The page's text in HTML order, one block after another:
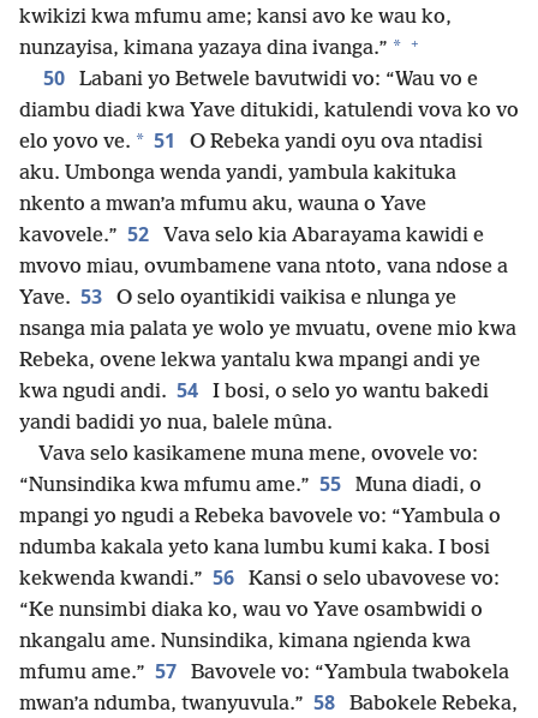
kwikizi kwa mfumu ame; kansi avo ke wau ko,
nunzayisa, kimana yazaya dina ivanga.” * +
50
Labani yo Betwele bavutwidi vo: “Wau vo e
diambu diadi kwa Yave ditukidi, katulendi vova ko vo
elo yovo ve. * 51
O Rebeka yandi oyu ova ntadisi
aku. Umbonga wenda yandi, yambula kakituka
nkento a mwan’a mfumu aku, wauna o Yave
kavovele.” 52
Vava selo kia Abarayama kawidi e
mvovo miau, ovumbamene vana ntoto, vana ndose a
Yave. 53
O selo oyantikidi vaikisa e nlunga ye
nsanga mia palata ye wolo ye mvuatu, ovene mio kwa
Rebeka, ovene lekwa yantalu kwa mpangi andi ye
kwa ngudi andi. 54
I bosi, o selo yo wantu bakedi
yandi badidi yo nua, balele mûna.
Vava selo kasikamene muna mene, ovovele vo:
“Nunsindika kwa mfumu ame.” 55
Muna diadi, o
mpangi yo ngudi a Rebeka bavovele vo: “Yambula o
ndumba kakala yeto kana lumbu kumi kaka. I bosi
kekwenda kwandi.” 56
Kansi o selo ubavovese vo:
“Ke nunsimbi diaka ko, wau vo Yave osambwidi o
nkangalu ame. Nunsindika, kimana ngienda kwa
mfumu ame.” 57
Bavovele vo: “Yambula twabokela
mwan’a ndumba, twanyuvula.” 58
Babokele Rebeka,